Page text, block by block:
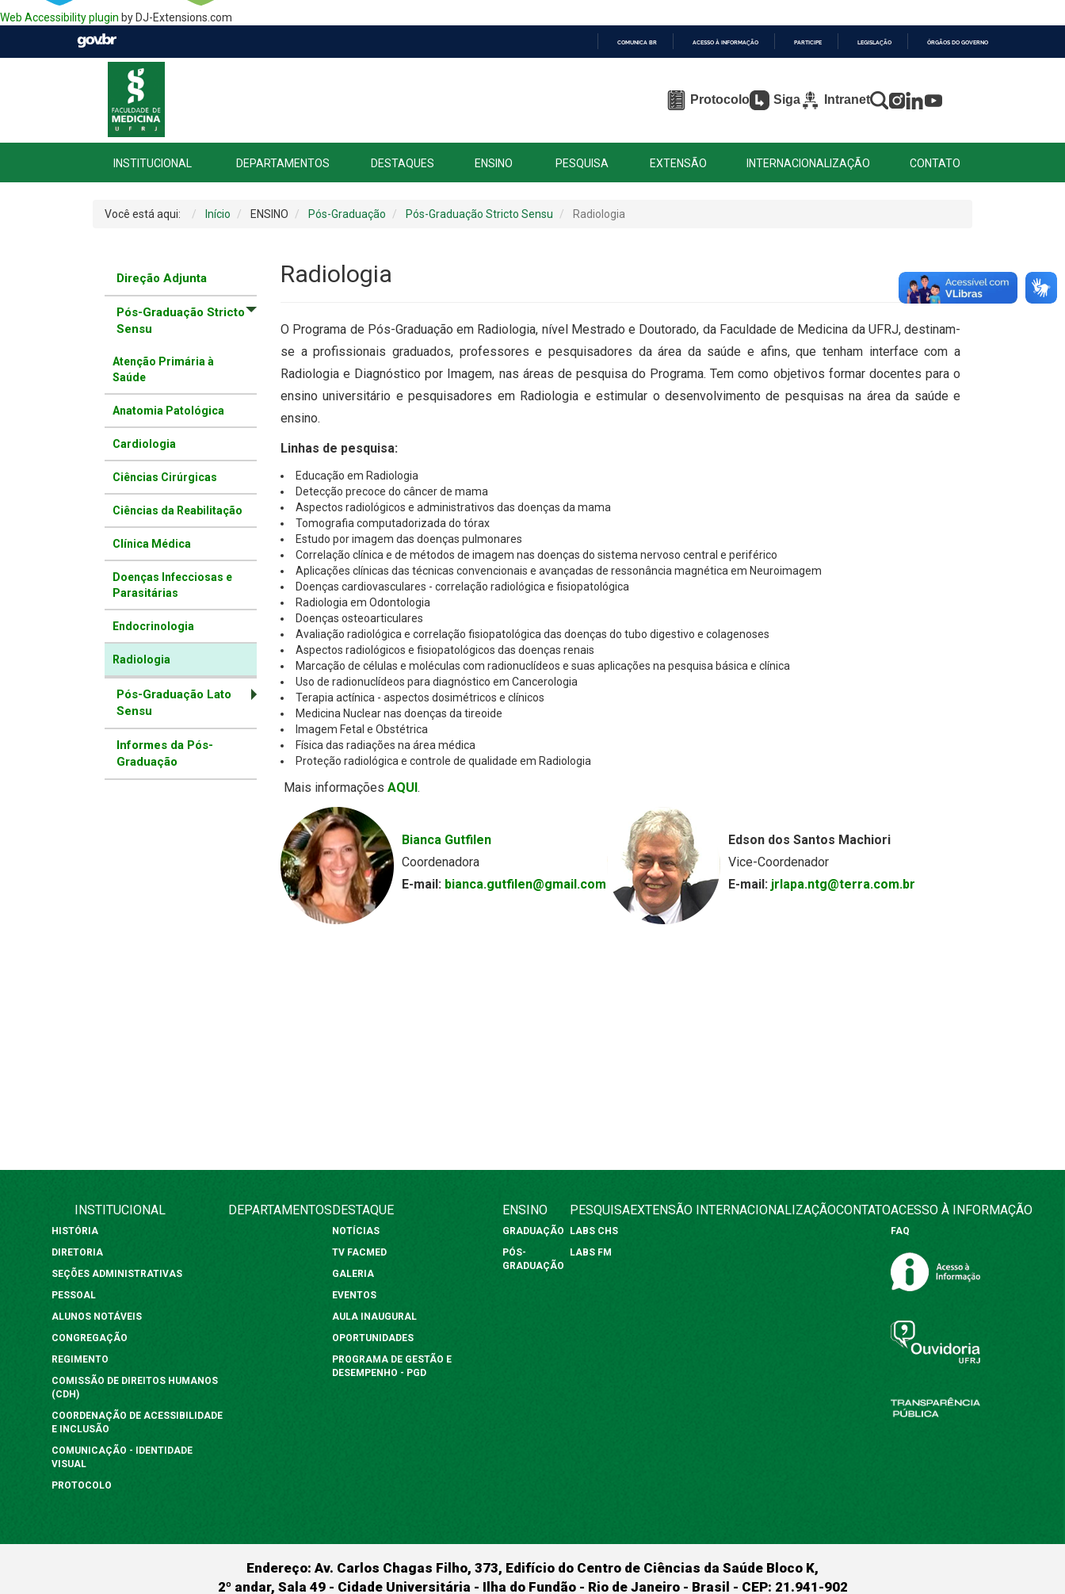
Web Accessibility plugin by DJ-Extensions.com
COMUNICA BR ACESSO À INFORMAÇÃO PARTICIPE LEGISLAÇÃO ÓRGÃOS DO GOVERNO
Protocolo Siga Intranet
INSTITUCIONAL DEPARTAMENTOS DESTAQUES ENSINO PESQUISA EXTENSÃO INTERNACIONALIZAÇÃO CONTATO
Você está aqui: Início ENSINO Pós-Graduação Pós-Graduação Stricto Sensu Radiologia
Direção Adjunta
Pós-Graduação Stricto
Sensu
Atenção Primária à
Saúde
Anatomia Patológica
Cardiologia
Ciências Cirúrgicas
Ciências da Reabilitação
Clínica Médica
Doenças Infecciosas e
Parasitárias
Endocrinologia
Radiologia
Pós-Graduação Lato
Sensu
Informes da Pós-
Graduação
Radiologia
O Programa de Pós-Graduação em Radiologia, nível Mestrado e Doutorado, da Faculdade de Medicina da UFRJ, destinam-
se a profissionais graduados, professores e pesquisadores da área da saúde e afins, que tenham interface com a
Radiologia e Diagnóstico por Imagem, nas áreas de pesquisa do Programa. Tem como objetivos formar docentes para o
ensino universitário e pesquisadores em Radiologia e estimular o desenvolvimento de pesquisas na área da saúde e
ensino.
Linhas de pesquisa:
Educação em Radiologia
Detecção precoce do câncer de mama
Aspectos radiológicos e administrativos das doenças da mama
Tomografia computadorizada do tórax
Estudo por imagem das doenças pulmonares
Correlação clínica e de métodos de imagem nas doenças do sistema nervoso central e periférico
Aplicações clínicas das técnicas convencionais e avançadas de ressonância magnética em Neuroimagem
Doenças cardiovasculares - correlação radiológica e fisiopatológica
Radiologia em Odontologia
Doenças osteoarticulares
Avaliação radiológica e correlação fisiopatológica das doenças do tubo digestivo e colagenoses
Aspectos radiológicos e fisiopatológicos das doenças renais
Marcação de células e moléculas com radionuclídeos e suas aplicações na pesquisa básica e clínica
Uso de radionuclídeos para diagnóstico em Cancerologia
Terapia actínica - aspectos dosimétricos e clínicos
Medicina Nuclear nas doenças da tireoide
Imagem Fetal e Obstétrica
Física das radiações na área médica
Proteção radiológica e controle de qualidade em Radiologia
Mais informações AQUI.
Bianca Gutfilen
Coordenadora
E-mail: bianca.gutfilen@gmail.com
Edson dos Santos Machiori
Vice-Coordenador
E-mail: jrlapa.ntg@terra.com.br
INSTITUCIONAL
HISTÓRIA
DIRETORIA
SEÇÕES ADMINISTRATIVAS
PESSOAL
ALUNOS NOTÁVEIS
CONGREGAÇÃO
REGIMENTO
COMISSÃO DE DIREITOS HUMANOS
(CDH)
COORDENAÇÃO DE ACESSIBILIDADE
E INCLUSÃO
COMUNICAÇÃO - IDENTIDADE
VISUAL
PROTOCOLO
DEPARTAMENTOSDESTAQUE
NOTÍCIAS
TV FACMED
GALERIA
EVENTOS
AULA INAUGURAL
OPORTUNIDADES
PROGRAMA DE GESTÃO E
DESEMPENHO - PGD
ENSINO
GRADUAÇÃO
PÓS-
GRADUAÇÃO
PESQUISA
LABS CHS
LABS FM
EXTENSÃO INTERNACIONALIZAÇÃOCONTATOACESSO À INFORMAÇÃO
FAQ
Endereço: Av. Carlos Chagas Filho, 373, Edifício do Centro de Ciências da Saúde Bloco K,
2º andar, Sala 49 - Cidade Universitária - Ilha do Fundão - Rio de Janeiro - Brasil - CEP: 21.941-902